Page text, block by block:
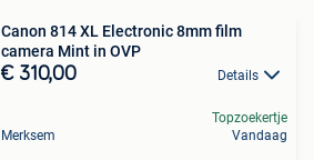
Canon 814 XL Electronic 8mm film
camera Mint in OVP
€ 310,00 Details
Merksem
Topzoekertje
Vandaag